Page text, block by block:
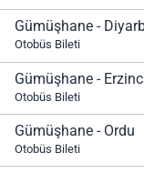
Gümüşhane -
Otobüs Bileti
Gümüşhane -
Otobüs Bileti
Gümüşhane - Ordu
Otobüs Bileti